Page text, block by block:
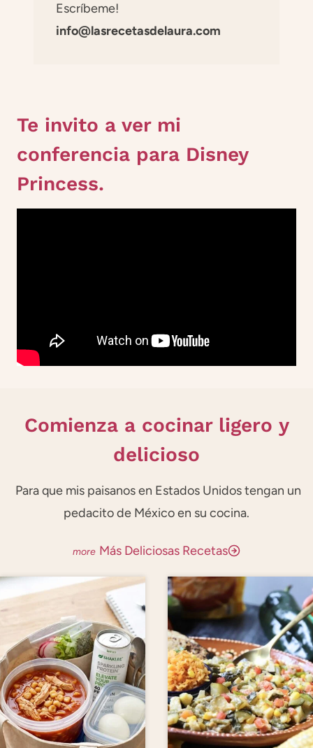
Escríbeme!
info@lasrecetasdelaura.com
Te invito a ver mi
conferencia para Disney
Princess.
Comienza a cocinar ligero y
delicioso
Para que mis paisanos en Estados Unidos tengan un
pedacito de México en su cocina.
Más Deliciosas Recetas